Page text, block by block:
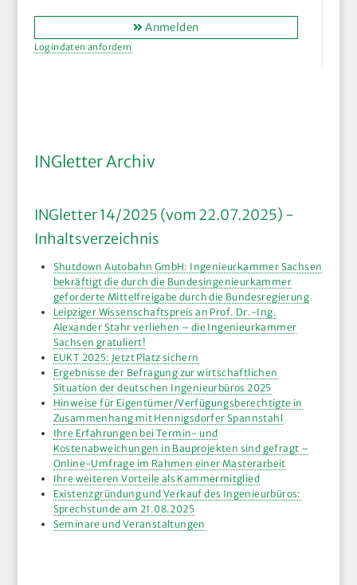
Anmelden
Logindaten anfordern
INGletter Archiv
INGletter 14/2025 (vom 22.07.2025) -
Inhaltsverzeichnis
Shutdown Autobahn GmbH: Ingenieurkammer Sachsen
bekräftigt die durch die Bundesingenieurkammer
geforderte Mittelfreigabe durch die Bundesregierung
Leipziger Wissenschaftspreis an Prof. Dr.-Ing.
Alexander Stahr verliehen – die Ingenieurkammer
Sachsen gratuliert!
EUKT 2025: Jetzt Platz sichern
Ergebnisse der Befragung zur wirtschaftlichen
Situation der deutschen Ingenieurbüros 2025
Hinweise für Eigentümer/Verfügungsberechtigte in
Zusammenhang mit Hennigsdorfer Spannstahl
Ihre Erfahrungen bei Termin- und
Kostenabweichungen in Bauprojekten sind gefragt –
Online-Umfrage im Rahmen einer Masterarbeit
Ihre weiteren Vorteile als Kammermitglied
Existenzgründung und Verkauf des Ingenieurbüros:
Sprechstunde am 21.08.2025
Seminare und Veranstaltungen